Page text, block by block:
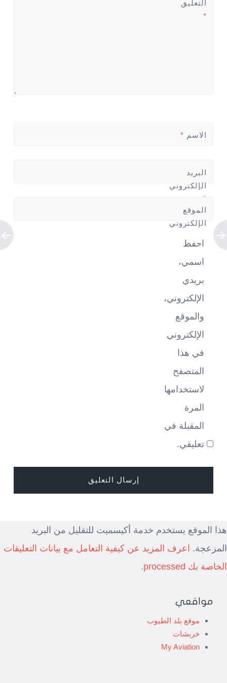
التعليق
*
الاسم *
البريد
الإلكتروني
*
الموقع
الإلكتروني
احفظ
اسمي،
بريدي
الإلكتروني،
والموقع
الإلكتروني
في هذا
المتصفح
لاستخدامها
المرة
المقبلة في
تعليقي.
هذا الموقع يستخدم خدمة أكيسميت للتقليل من البريد
المزعجة. اعرف المزيد عن كيفية التعامل مع بيانات التعليقات
الخاصة بك processed
.
مواقعي
موقع بلد الطيوب
خربشات
My Aviation